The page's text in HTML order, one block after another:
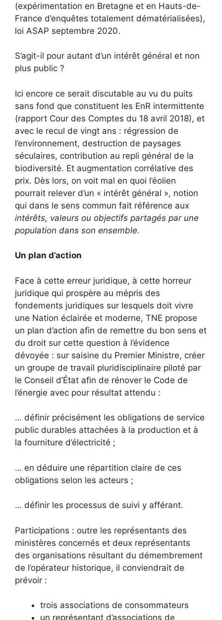
(expérimentation en Bretagne et en Hauts-de-
France d’enquêtes totalement dématérialisées),
loi ASAP septembre 2020.
S’agit-il pour autant d’un intérêt général et non
plus public ?
Ici encore ce serait discutable au vu du puits
sans fond que constituent les EnR intermittente
(rapport Cour des Comptes du 18 avril 2018), et
avec le recul de vingt ans : régression de
l’environnement, destruction de paysages
séculaires, contribution au repli général de la
biodiversité. Et augmentation corrélative des
prix. Dès lors, on voit mal en quoi l’éolien
pourrait relever d’un « intérêt général », notion
qui dans le sens commun fait référence aux
intérêts, valeurs ou objectifs partagés par une
population dans son ensemble.
Un plan d’action
Face à cette erreur juridique, à cette horreur
juridique qui prospère au mépris des
fondements juridiques sur lesquels doit vivre
une Nation éclairée et moderne, TNE propose
un plan d’action afin de remettre du bon sens et
du droit sur cette question à l’évidence
dévoyée : sur saisine du Premier Ministre, créer
un groupe de travail pluridisciplinaire piloté par
le Conseil d’État afin de rénover le Code de
l’énergie avec pour résultat attendu :
… définir précisément les obligations de service
public durables attachées à la production et à
la fourniture d’électricité ;
… en déduire une répartition claire de ces
obligations selon les acteurs ;
… définir les processus de suivi y afférant.
Participations : outre les représentants des
ministères concernés et deux représentants
des organisations résultant du démembrement
de l’opérateur historique, il conviendrait de
prévoir :
trois associations de consommateurs
un représentant d’associations de